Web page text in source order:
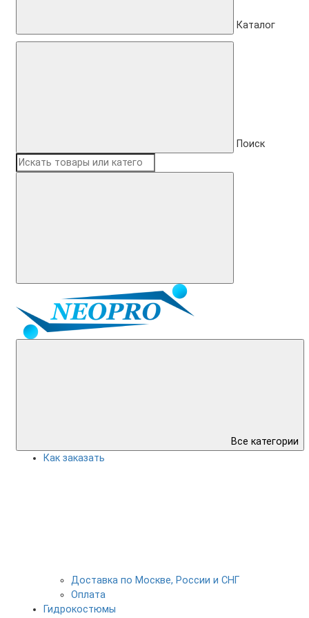
Каталог
Поиск
Все категории
Как заказать
Доставка по Москве, России и СНГ
Оплата
Гидрокостюмы